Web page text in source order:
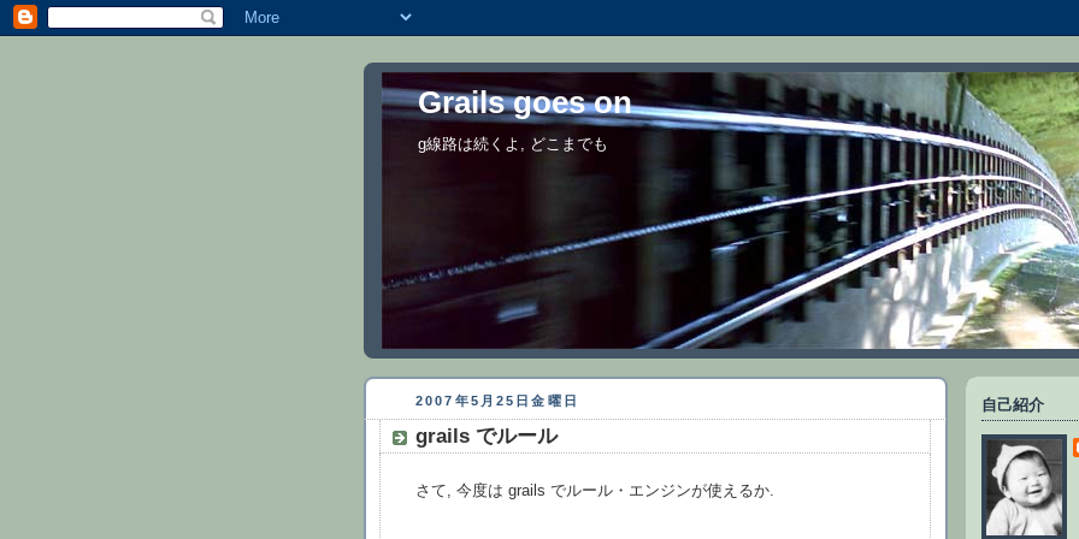
Grails goes on
g線路は続くよ, どこまでも
2007年5月25日金曜日
grails でルール
さて, 今度は grails でルール・エンジンが使えるか.
自己紹介